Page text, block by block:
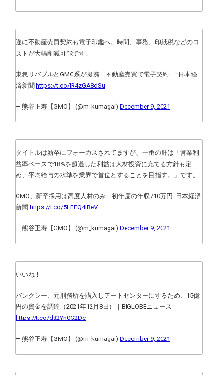
遂に不動産売買契約も電子印鑑へ。時間、事務、印紙税などのコ
ストが大幅削減可能です。
東急リバブルとGMO系が提携 不動産売買で電子契約 : 日本経
済新聞 https://t.co/IR4zGA8dSu
— 熊谷正寿【GMO】 (@m_kumagai) December 9, 2021
タイトルは新卒にフォーカスされてますが、一番の肝は「営業利
益率ベースで18%を超過した利益は人材投資に充てる方針も定
め、平均給与の水準を業界で首位とすることを目指す。」です。
GMO、新卒採用は高度人材のみ 初年度の年収710万円: 日本経済
新聞 https://t.co/5LBFQ4IReV
— 熊谷正寿【GMO】 (@m_kumagai) December 9, 2021
いいね！
バンクシー、元刑務所を購入しアートセンターにするため、15億
円の資金を調達（2021年12月8日）｜BIGLOBEニュース
https://t.co/d82Yn0G2Dc
— 熊谷正寿【GMO】 (@m_kumagai) December 9, 2021